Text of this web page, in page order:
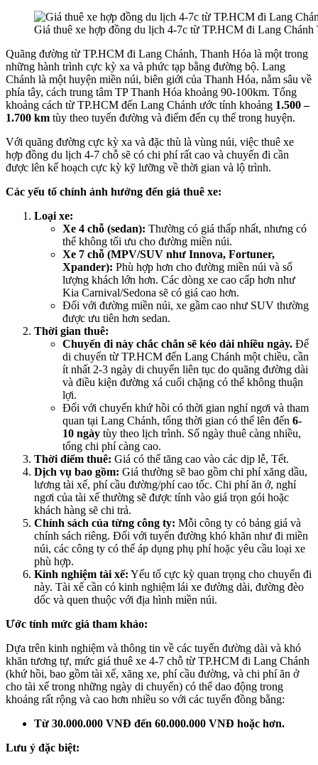
Giá thuê xe hợp đồng du lịch 4-7c từ TP.HCM đi Lang Chánh
Quãng đường từ TP.HCM đi Lang Chánh, Thanh Hóa là một trong
những hành trình cực kỳ xa và phức tạp bằng đường bộ. Lang
Chánh là một huyện miền núi, biên giới của Thanh Hóa, nằm sâu về
phía tây, cách trung tâm TP Thanh Hóa khoảng 90-100km. Tổng
khoảng cách từ TP.HCM đến Lang Chánh ước tính khoảng 1.500 –
1.700 km tùy theo tuyến đường và điểm đến cụ thể trong huyện.
Với quãng đường cực kỳ xa và đặc thù là vùng núi, việc thuê xe
hợp đồng du lịch 4-7 chỗ sẽ có chi phí rất cao và chuyến đi cần
được lên kế hoạch cực kỳ kỹ lưỡng về thời gian và lộ trình.
Các yếu tố chính ảnh hưởng đến giá thuê xe:
Loại xe:
Xe 4 chỗ (sedan): Thường có giá thấp nhất, nhưng có
thể không tối ưu cho đường miền núi.
Xe 7 chỗ (MPV/SUV như Innova, Fortuner,
Xpander): Phù hợp hơn cho đường miền núi và số
lượng khách lớn hơn. Các dòng xe cao cấp hơn như
Kia Carnival/Sedona sẽ có giá cao hơn.
Đối với đường miền núi, xe gầm cao như SUV thường
được ưu tiên hơn sedan.
Thời gian thuê:
Chuyến đi này chắc chắn sẽ kéo dài nhiều ngày. Để
di chuyển từ TP.HCM đến Lang Chánh một chiều, cần
ít nhất 2-3 ngày di chuyển liên tục do quãng đường dài
và điều kiện đường xá cuối chặng có thể không thuận
lợi.
Đối với chuyến khứ hồi có thời gian nghỉ ngơi và tham
quan tại Lang Chánh, tổng thời gian có thể lên đến 6-
10 ngày tùy theo lịch trình. Số ngày thuê càng nhiều,
tổng chi phí càng cao.
Thời điểm thuê: Giá có thể tăng cao vào các dịp lễ, Tết.
Dịch vụ bao gồm: Giá thường sẽ bao gồm chi phí xăng dầu,
lương tài xế, phí cầu đường/phí cao tốc. Chi phí ăn ở, nghỉ
ngơi của tài xế thường sẽ được tính vào giá trọn gói hoặc
khách hàng sẽ chi trả.
Chính sách của từng công ty: Mỗi công ty có bảng giá và
chính sách riêng. Đối với tuyến đường khó khăn như đi miền
núi, các công ty có thể áp dụng phụ phí hoặc yêu cầu loại xe
phù hợp.
Kinh nghiệm tài xế: Yếu tố cực kỳ quan trọng cho chuyến đi
này. Tài xế cần có kinh nghiệm lái xe đường dài, đường đèo
dốc và quen thuộc với địa hình miền núi.
Ước tính mức giá tham khảo:
Dựa trên kinh nghiệm và thông tin về các tuyến đường dài và khó
khăn tương tự, mức giá thuê xe 4-7 chỗ từ TP.HCM đi Lang Chánh
(khứ hồi, bao gồm tài xế, xăng xe, phí cầu đường, và chi phí ăn ở
cho tài xế trong những ngày di chuyển) có thể dao động trong
khoảng rất rộng và cao hơn nhiều so với các tuyến đồng bằng:
Từ 30.000.000 VNĐ đến 60.000.000 VNĐ hoặc hơn.
Lưu ý đặc biệt: